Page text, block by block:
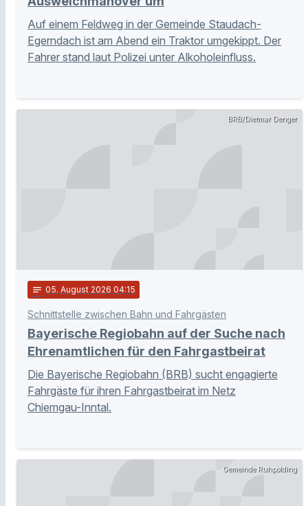
Auf einem Feldweg in der Gemeinde Staudach-
Egerndach ist am Abend ein Traktor umgekippt. Der
Fahrer stand laut Polizei unter Alkoholeinfluss.
BRB/Dietmar Denger
notes 05. August 2026 04:15
Schnittstelle zwischen Bahn und Fahrgästen
Bayerische Regiobahn auf der Suche nach
Ehrenamtlichen für den Fahrgastbeirat
Die Bayerische Regiobahn (BRB) sucht engagierte
Fahrgäste für ihren Fahrgastbeirat im Netz
Chiemgau-Inntal.
Gemeinde Ruhpolding